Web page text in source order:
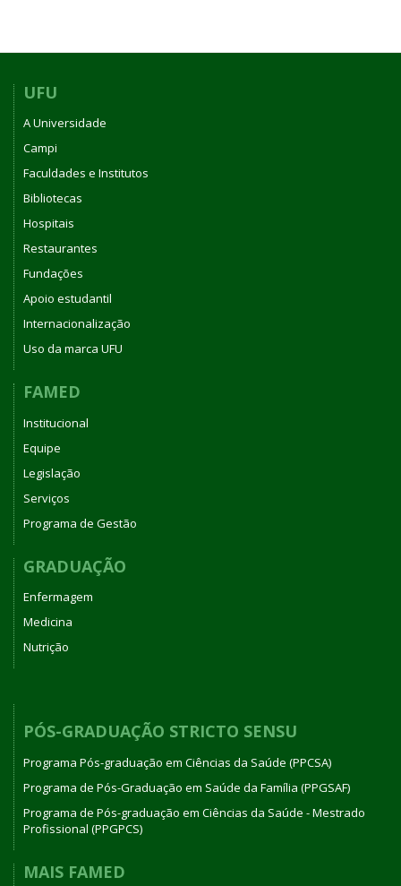
UFU
A Universidade
Campi
Faculdades e Institutos
Bibliotecas
Hospitais
Restaurantes
Fundações
Apoio estudantil
Internacionalização
Uso da marca UFU
FAMED
Institucional
Equipe
Legislação
Serviços
Programa de Gestão
GRADUAÇÃO
Enfermagem
Medicina
Nutrição
PÓS-GRADUAÇÃO STRICTO SENSU
Programa Pós-graduação em Ciências da Saúde (PPCSA)
Programa de Pós-Graduação em Saúde da Família (PPGSAF)
Programa de Pós-graduação em Ciências da Saúde - Mestrado
Profissional (PPGPCS)
MAIS FAMED